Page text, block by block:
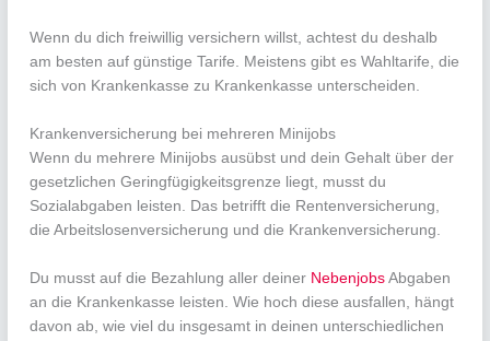
Wenn du dich freiwillig versichern willst, achtest du deshalb
am besten auf günstige Tarife. Meistens gibt es Wahltarife, die
sich von Krankenkasse zu Krankenkasse unterscheiden.
Krankenversicherung bei mehreren Minijobs
Wenn du mehrere Minijobs ausübst und dein Gehalt über der
gesetzlichen Geringfügigkeitsgrenze liegt, musst du
Sozialabgaben leisten. Das betrifft die Rentenversicherung,
die Arbeitslosenversicherung und die Krankenversicherung.
Du musst auf die Bezahlung aller deiner Nebenjobs Abgaben
an die Krankenkasse leisten. Wie hoch diese ausfallen, hängt
davon ab, wie viel du insgesamt in deinen unterschiedlichen